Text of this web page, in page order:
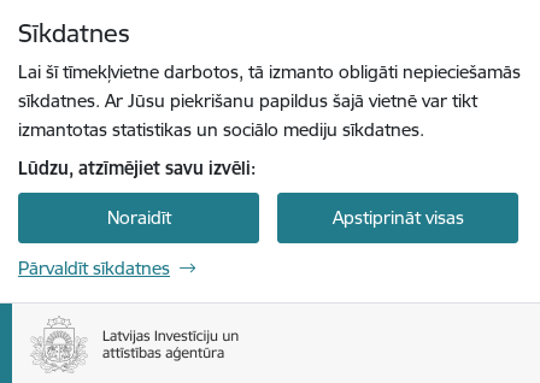
Sīkdatnes
Lai šī tīmekļvietne darbotos, tā izmanto obligāti nepieciešamās
sīkdatnes. Ar Jūsu piekrišanu papildus šajā vietnē var tikt
izmantotas statistikas un sociālo mediju sīkdatnes.
Lūdzu, atzīmējiet savu izvēli:
Noraidīt Apstiprināt visas
Pārvaldīt sīkdatnes